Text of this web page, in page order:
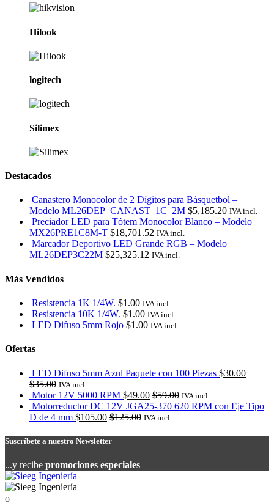
Hilook
logitech
Silimex
Destacados
Canastero Monocolor de 2 Dígitos para Básquetbol –
Modelo ML26DEP_CANAST_1C_2M $5,185.20 IVA incl.
Preciador LED para Tótem Monocolor Blanco – Modelo
MX26PRE1C8M-T $18,701.52 IVA incl.
Marcador Deportivo LED Grande RGB – Modelo
ML26DEP3C22M $25,325.12 IVA incl.
Más Vendidos
Resistencia 1K 1/4W. $1.00 IVA incl.
Resistencia 10K 1/4W. $1.00 IVA incl.
LED Difuso 5mm Rojo $1.00 IVA incl.
Ofertas
LED Difuso 5mm Azul Paquete con 100 Piezas $30.00
$35.00 IVA incl.
Motor 12V 5000 RPM $49.00 $59.00 IVA incl.
Motorreductor DC 12V JGA25-370 620 RPM con Eje Tipo
D de 4 mm $105.00 $125.00 IVA incl.
Suscríbete a nuestro Newsletter
...y recibe promociones especiales